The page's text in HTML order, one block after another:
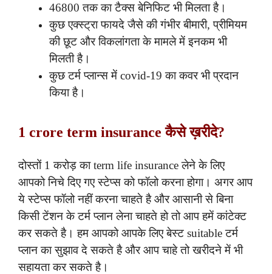
46800 तक का टैक्स बेनिफिट भी मिलता है।
कुछ एक्स्ट्रा फायदे जैसे की गंभीर बीमारी, प्रीमियम
की छूट और विकलांगता के मामले में इनकम भी
मिलती है।
कुछ टर्म प्लान्स में covid-19 का कवर भी प्रदान
किया है।
1 crore term insurance कैसे ख़रीदे?
दोस्तों 1 करोड़ का term life insurance लेने के लिए
आपको निचे दिए गए स्टेप्स को फॉलो करना होगा। अगर आप
ये स्टेप्स फॉलो नहीं करना चाहते है और आसानी से बिना
किसी टेंशन के टर्म प्लान लेना चाहते हो तो आप हमें कांटेक्ट
कर सकते है। हम आपको आपके लिए बेस्ट suitable टर्म
प्लान का सुझाव दे सकते है और आप चाहे तो खरीदने में भी
सहायता कर सकते है।